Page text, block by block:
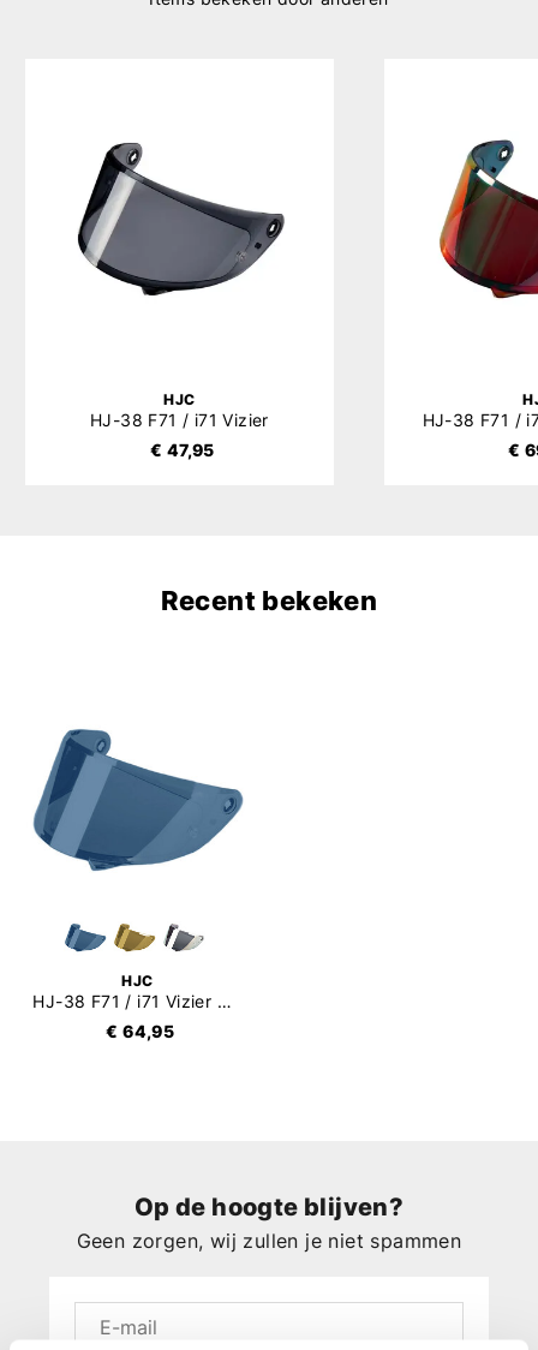
HJC
HJ-38 F71 / i71 Vizier
€ 47,95
HJ-38 F71 /
€
Recent bekeken
HJC
HJ-38 F71 / i71 Vizier Mirror
€ 64,95
Op de hoogte blijven?
Geen zorgen, wij zullen je niet spammen